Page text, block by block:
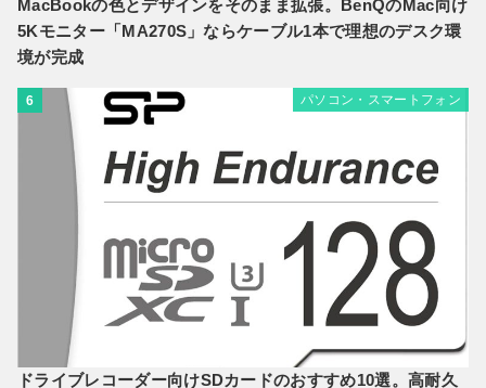
MacBookの色とデザインをそのまま拡張。BenQのMac向け
5Kモニター「MA270S」ならケーブル1本で理想のデスク環
境が完成
6 パソコン・スマートフォン
ドライブレコーダー向けSDカードのおすすめ10選。高耐久